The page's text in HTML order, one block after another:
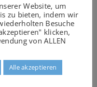
Website, um
zu bieten, indem wir
Besuche
klicken,
von ALLEN
Alle akzeptieren